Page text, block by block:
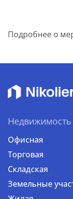
Подробнее о
Недвижимость
Офисная
Торговая
Складская
Земельные